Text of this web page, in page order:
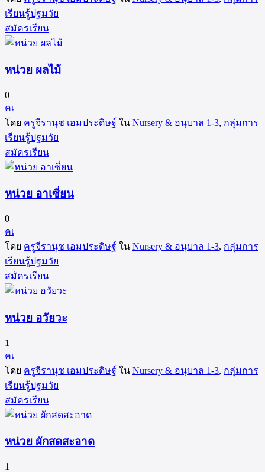
เรียนรู้ปฐมวัย
สมัครเรียน
หน่วย ผลไม้
0
คเ
โดย ครูจีรานุช เอมประดิษฐ์ ใน Nursery & อนุบาล 1-3, กลุ่มการ
เรียนรู้ปฐมวัย
สมัครเรียน
หน่วย อาเซี่ยน
0
คเ
โดย ครูจีรานุช เอมประดิษฐ์ ใน Nursery & อนุบาล 1-3, กลุ่มการ
เรียนรู้ปฐมวัย
สมัครเรียน
หน่วย อวัยวะ
1
คเ
โดย ครูจีรานุช เอมประดิษฐ์ ใน Nursery & อนุบาล 1-3, กลุ่มการ
เรียนรู้ปฐมวัย
สมัครเรียน
หน่วย ผักสดสะอาด
1